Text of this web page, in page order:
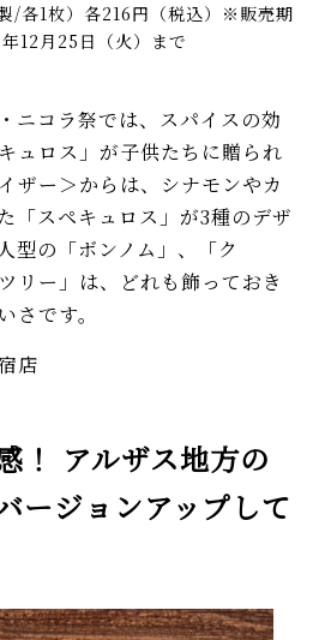
/各1枚）各216円（税込）※販売期
12月25日（火）まで
ニコラ祭では、スパイスの効
ュロス」が子供たちに贈られ
ザー＞からは、シナモンやカ
「スペキュロス」が3種のデザ
型の「ボンノム」、「ク
リー」は、どれも飾っておき
さです。
店
！ アルザス地方の
ージョンアップして